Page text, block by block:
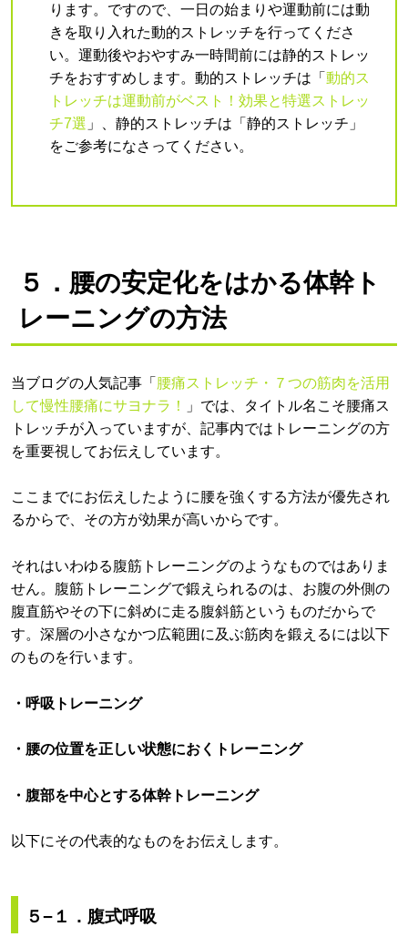
ります。ですので、一日の始まりや運動前には動
きを取り入れた動的ストレッチを行ってくださ
い。運動後やおやすみ一時間前には静的ストレッ
チをおすすめします。動的ストレッチは「 動的ス
トレッチは運動前がベスト！効果と特選ストレッ
チ7選 」、静的ストレッチは「静的ストレッチ」
をご参考になさってください。
５．腰の安定化をはかる体幹ト
レーニングの方法
当ブログの人気記事「 腰痛ストレッチ・７つの筋肉を活用
して慢性腰痛にサヨナラ！
」では、タイトル名こそ腰痛ス
トレッチが入っていますが、記事内ではトレーニングの方
を重要視してお伝えしています。
ここまでにお伝えしたように腰を強くする方法が優先され
るからで、その方が効果が高いからです。
それはいわゆる腹筋トレーニングのようなものではありま
せん。腹筋トレーニングで鍛えられるのは、お腹の外側の
腹直筋やその下に斜めに走る腹斜筋というものだからで
す。深層の小さなかつ広範囲に及ぶ筋肉を鍛えるには以下
のものを行います。
・呼吸トレーニング
・腰の位置を正しい状態におくトレーニング
・腹部を中心とする体幹トレーニング
以下にその代表的なものをお伝えします。
５−１．腹式呼吸